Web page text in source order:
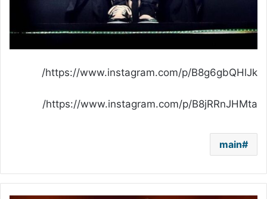
https://www.instagram.com/p/B8g6gbQHlJk/
https://www.instagram.com/p/B8jRRnJHMta/
main